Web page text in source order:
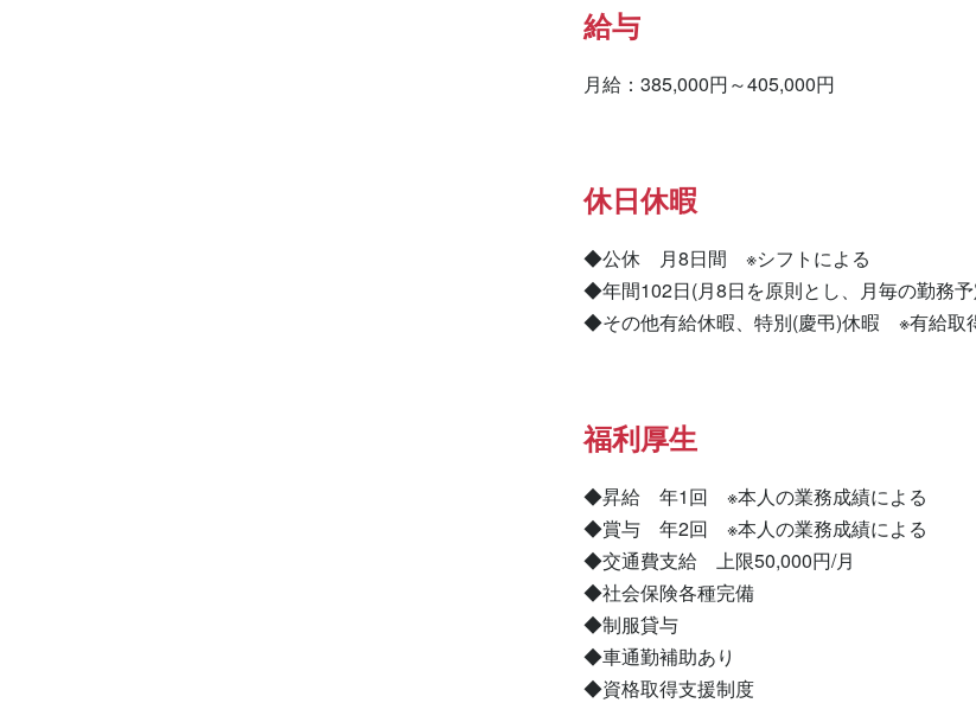
給与
月給：385,000円～405,000円
休日休暇
◆公休　月8日間　※シフトによる
◆年間102日(月8日を原則とし、月毎の勤務
◆その他有給休暇、特別(慶弔)休暇　※有給取
福利厚生
◆昇給　年1回　※本人の業務成績による
◆賞与　年2回　※本人の業務成績による
◆交通費支給　上限50,000円/月
◆社会保険各種完備
◆制服貸与
◆車通勤補助あり
◆資格取得支援制度